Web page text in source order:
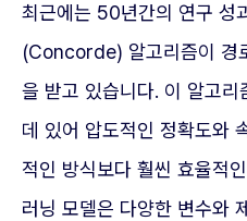
최근에는 50년간의 연구 성
(Concorde) 알고리즘이 경
을 받고 있습니다. 이 알고
데 있어 압도적인 정확도와
적인 방식보다 훨씬 효율적
러닝 모델은 다양한 변수와